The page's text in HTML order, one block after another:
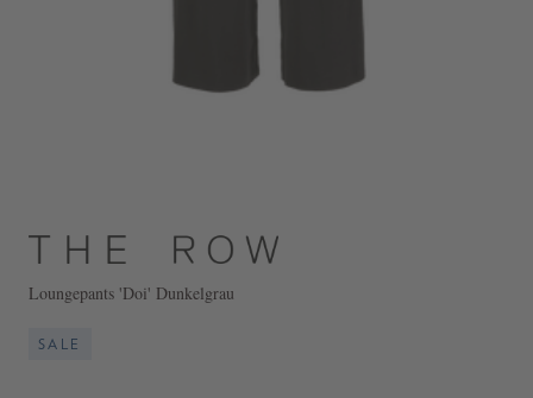
Loungepants 'Doi' Dunkelgrau
SALE